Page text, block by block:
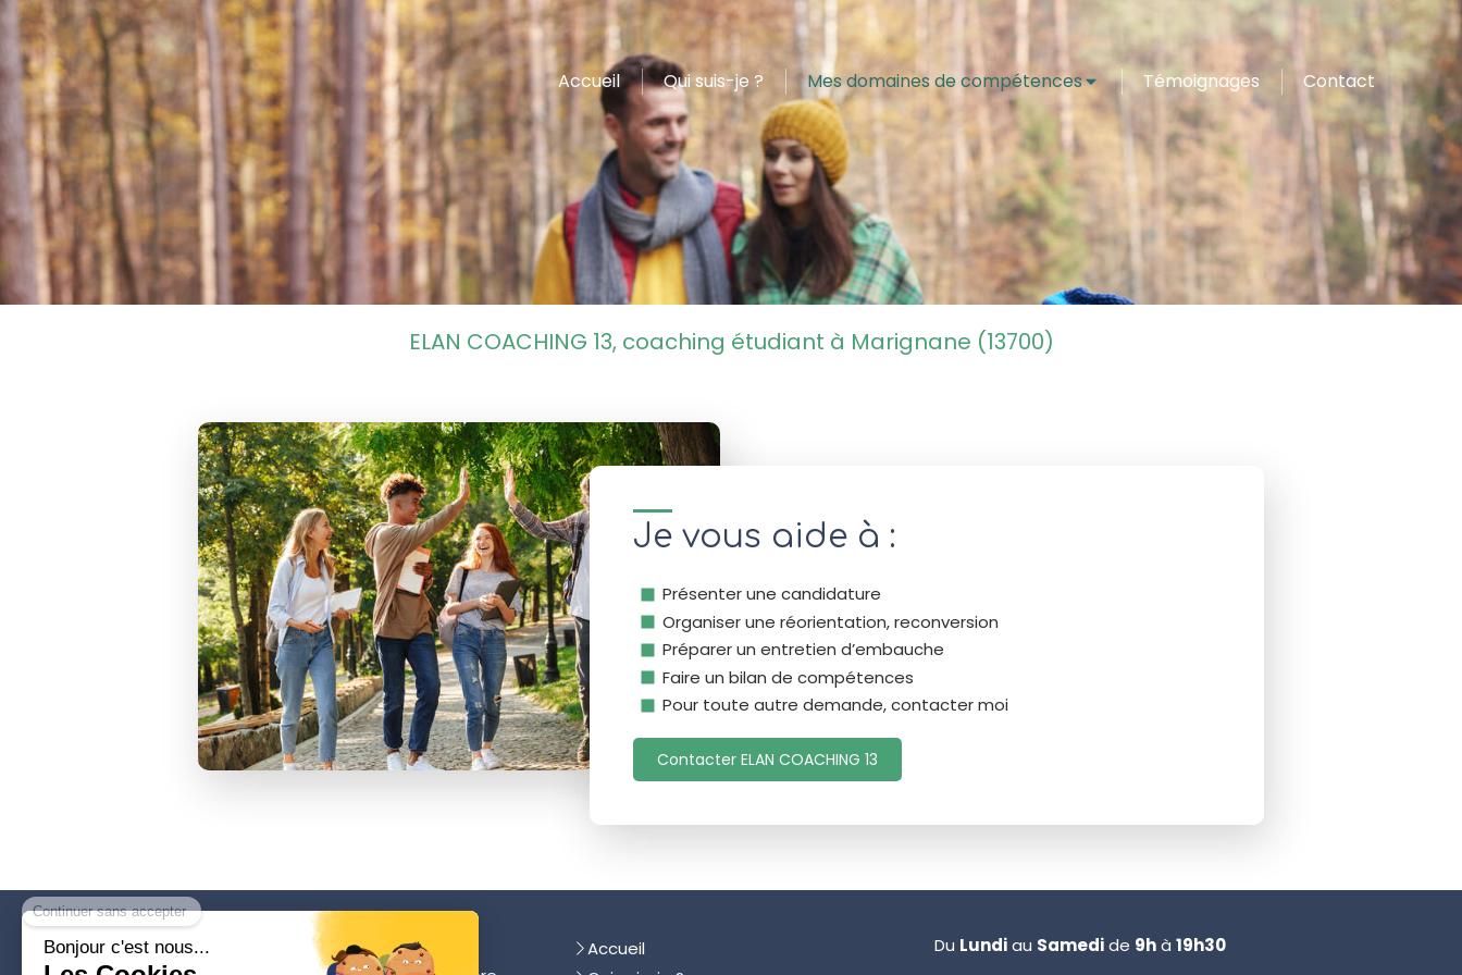
Accueil Qui suis-je ? Mes domaines de compétences Témoignages Contact
ELAN COACHING 13, coaching étudiant à Marignane (13700)
Je vous aide à :
Présenter une candidature
Organiser une réorientation, reconversion
Préparer un entretien d’embauche
Faire un bilan de compétences
Pour toute autre demande, contacter moi
Contacter ELAN COACHING 13
ELAN COACHING 13
Accueil
Du Lundiau Samedide 9hà 19h30